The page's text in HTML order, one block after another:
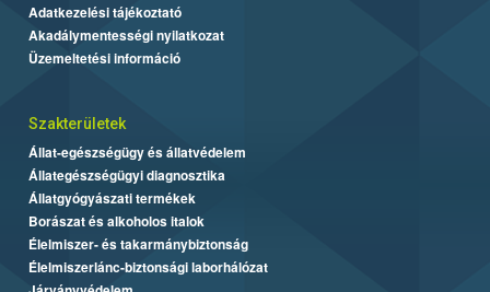
Adatkezelési tájékoztató
Akadálymentességi nyilatkozat
Üzemeltetési információ
Szakterületek
Állat-egészségügy és állatvédelem
Állategészségügyi diagnosztika
Állatgyógyászati termékek
Borászat és alkoholos italok
Élelmiszer- és takarmánybiztonság
Élelmiszerlánc-biztonsági laborhálózat